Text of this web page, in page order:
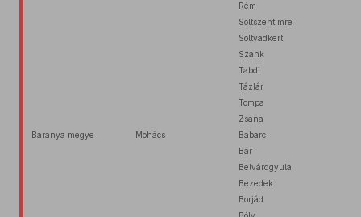
Rém
Soltszentimre
Soltvadkert
Szank
Tabdi
Tázlár
Tompa
Zsana
Baranya megye
Mohács
Babarc
Bár
Belvárdgyula
Bezedek
Borjád